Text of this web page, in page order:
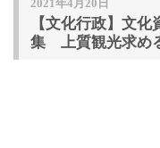
2021年4月20日
【文化行政】文
集 上質観光求め